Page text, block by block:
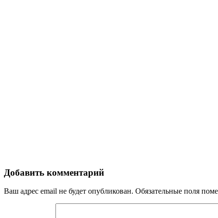
Добавить комментарий
Ваш адрес email не будет опубликован. Обязательные поля